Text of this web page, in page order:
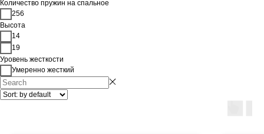
Количество пружин на спальное
256
Высота
14
19
Уровень жесткости
Умеренно жесткий